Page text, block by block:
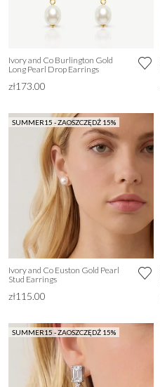
Ivory and Co Burlington Gold
Long Pearl Drop Earrings
zł173.00
SUMMER15 - ZAOSZCZĘDŹ 15%
Ivory and Co Euston Gold Pearl
Stud Earrings
zł115.00
SUMMER15 - ZAOSZCZĘDŹ 15%